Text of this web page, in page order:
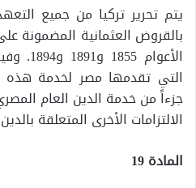
يتم تحرير تركيا من جميع
بالقروض العثمانية المضمونة
التي تقدمها مصر لخدمة
جزءاً من خدمة الدين العام
الالتزامات الأخرى المتعلقة
المادة 19